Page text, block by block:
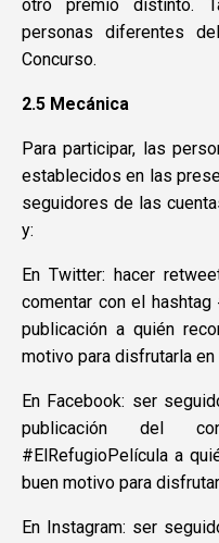
otro premio distinto.
personas diferentes
Concurso.
2.5 Mecánica
Para participar, las
establecidos en las
seguidores de las
y:
En Twitter: hacer
comentar con el
publicación a quién
motivo para disfrutarla en
En Facebook: ser
publicación del
#ElRefugioPelícula a
buen motivo para
En Instagram: ser